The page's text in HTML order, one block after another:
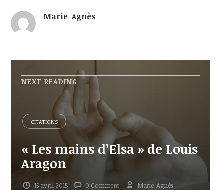
Marie-Agnès
NEXT READING
CITATIONS
« Les mains d’Elsa » de Louis
Aragon
16 avril 2015 0 Comment
Marie-Agnès